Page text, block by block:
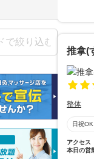
推拿(
整体
日祝OK
アクセス
本日の営